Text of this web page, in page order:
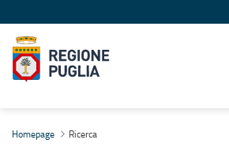
Homepage Ricerca